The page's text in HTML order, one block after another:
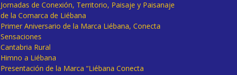
Jornadas de Conexión, Territorio, Paisaje y Paisanaje
de la Comarca de Liébana
Primer Aniversario de la Marca Liébana, Conecta
Sensaciones
Cantabria Rural
Himno a Liébana
Presentación de la Marca “Liébana Conecta